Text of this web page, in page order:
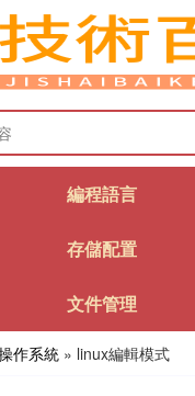
編程語言
存儲配置
文件管理
作系統 » linux編輯模式